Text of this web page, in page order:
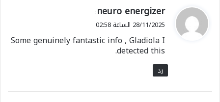
ي
ق
ل
neuro energizer
:
28/11/2025 الساعة 02:58
Some genuinely fantastic info , Gladiola I
detected this.
رد